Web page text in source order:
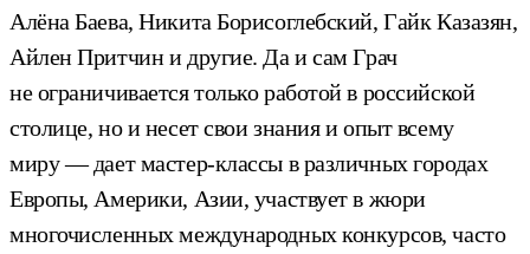
Алёна Баева, Никита Борисоглебский, Гайк Казазян,
Айлен Притчин и другие. Да и сам Грач
не ограничивается только работой в российской
столице, но и несет свои знания и опыт всему
миру — дает мастер-классы в различных городах
Европы, Америки, Азии, участвует в жюри
многочисленных международных конкурсов, часто